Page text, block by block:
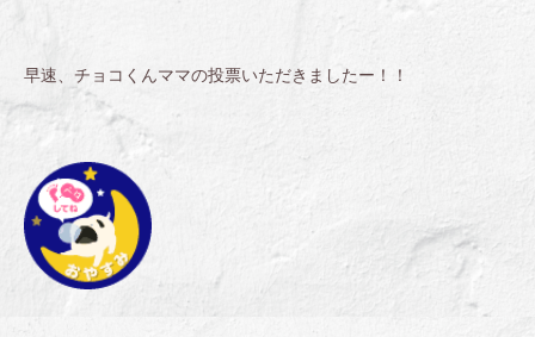
早速、チョコくんママの投票いただきましたー！！